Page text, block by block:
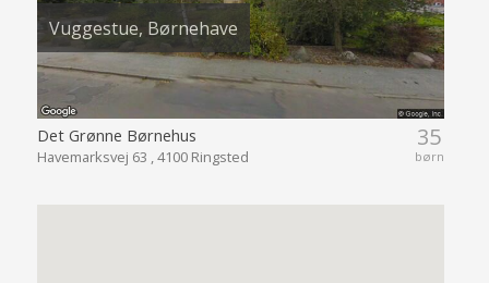
Vuggestue, Børnehave
35
børn
Det Grønne Børnehus
Havemarksvej 63 , 4100 Ringsted